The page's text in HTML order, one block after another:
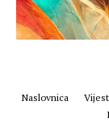
Naslovnica